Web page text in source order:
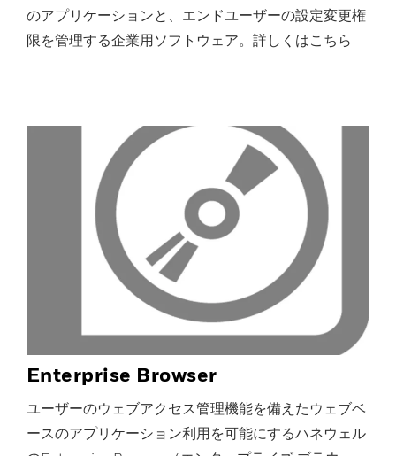
のアプリケーションと、エンドユーザーの設定変更権
限を管理する企業用ソフトウェア。詳しくはこちら
Enterprise Browser
ユーザーのウェブアクセス管理機能を備えたウェブベ
ースのアプリケーション利用を可能にするハネウェル